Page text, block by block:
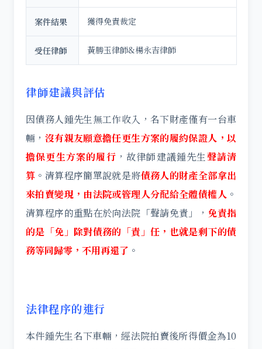
案件結果 獲得免責裁定
受任律師 黃勝玉律師&楊永吉律師
律師建議與評估
因債務人鍾先生無工作收入，名下財產僅有一台車
輛， 沒有親友願意擔任更生方案的履約保證人，以
擔保更生方案的履行 ，故律師建議鍾先生聲請清
算 。清算程序簡單說就是將債務人的財產全部拿出
來拍賣變現，由法院或管理人分配給全體債權人 。
清算程序的重點在於向法院「聲請免責」， 免責指
的是「免」除對債務的「責」任，也就是剩下的債
務等同歸零，不用再還了 。
法律程序的進行
本件鍾先生名下車輛，經法院拍賣後所得價金為10